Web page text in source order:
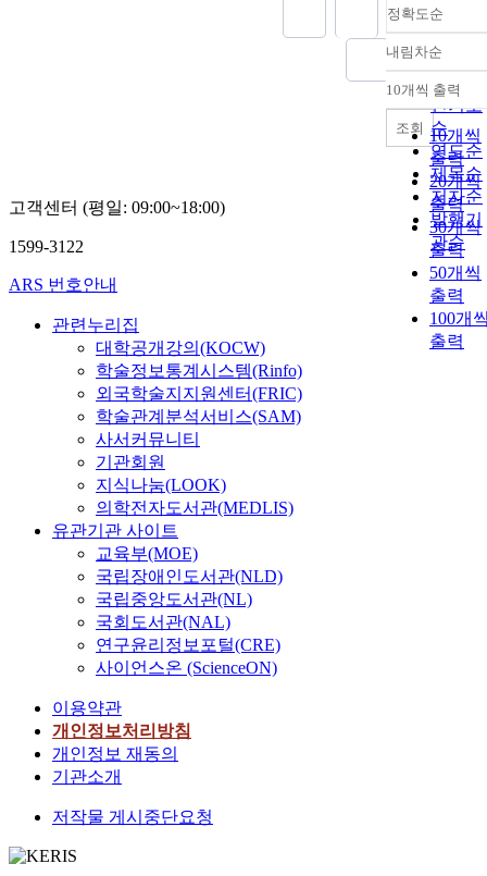
정확도순
정확도
순
인기도
순
연도순
제목순
저자순
발행기
관순
내림차순
내림차
10개씩 출력
10개씩
출력
20개씩
출력
30개씩
출력
50개씩
출력
100개
출력
조회
고객센터 (평일: 09:00~18:00)
1599-3122
ARS 번호안내
관련누리집
대학공개강의(KOCW)
학술정보통계시스템(Rinfo)
외국학술지지원센터(FRIC)
학술관계분석서비스(SAM)
사서커뮤니티
기관회원
지식나눔(LOOK)
의학전자도서관(MEDLIS)
유관기관 사이트
교육부(MOE)
국립장애인도서관(NLD)
국립중앙도서관(NL)
국회도서관(NAL)
연구윤리정보포털(CRE)
사이언스온 (ScienceON)
이용약관
개인정보처리방침
개인정보 재동의
기관소개
저작물 게시중단요청